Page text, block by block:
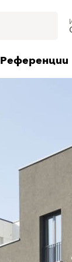
Референции